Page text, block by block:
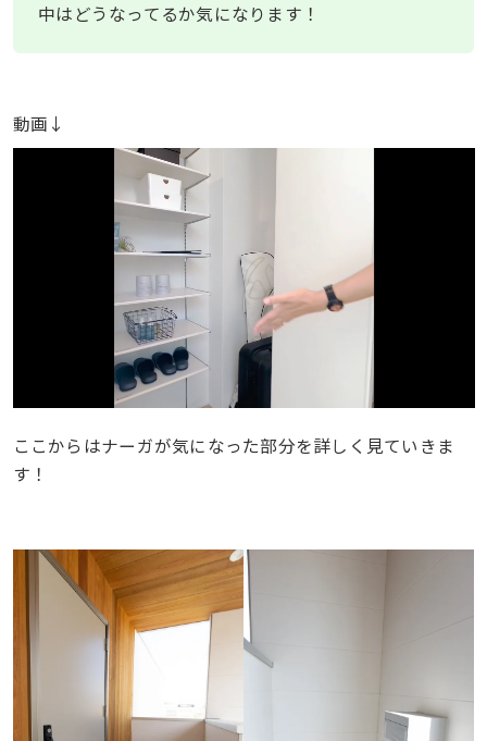
中はどうなってるか気になります！
動画↓
ここからはナーガが気になった部分を詳しく見ていきま
す！